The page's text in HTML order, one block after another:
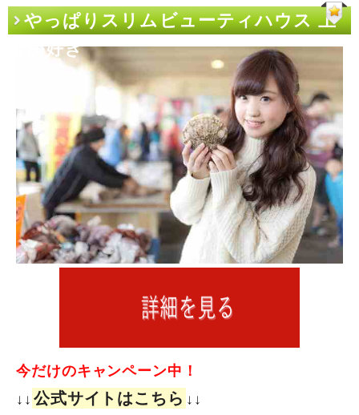
やっぱりスリムビューティハウス 上
野が好き
今だけのキャンペーン中！
↓↓ 公式サイトはこちら ↓↓